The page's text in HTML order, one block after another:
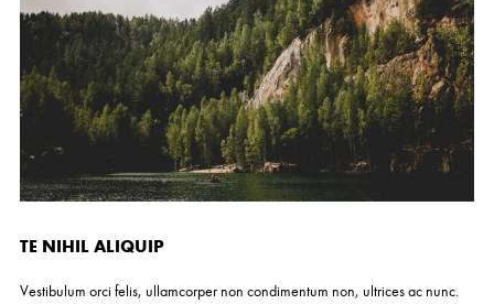
TE NIHIL ALIQUIP
Vestibulum orci felis, ullamcorper non condimentum non, ultrices ac nunc.